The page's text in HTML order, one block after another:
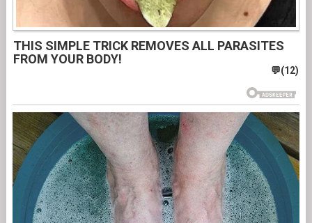
THIS SIMPLE TRICK REMOVES ALL PARASITES
FROM YOUR BODY!